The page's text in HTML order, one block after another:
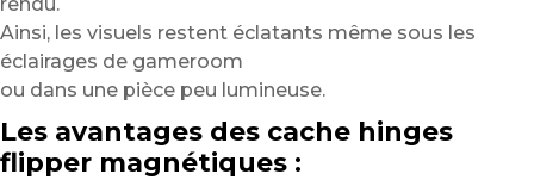
Ainsi, les visuels restent éclatants même sous les
éclairages de gameroom
ou dans une pièce peu lumineuse.
Les avantages des cache hinges
flipper magnétiques :